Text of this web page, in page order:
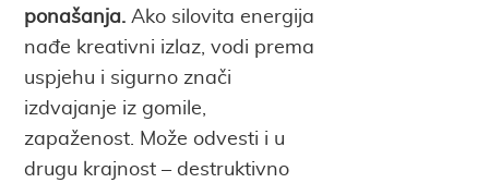
ponašanja. Ako silovita energija
nađe kreativni izlaz, vodi prema
uspjehu i sigurno znači
izdvajanje iz gomile,
zapaženost. Može odvesti i u
drugu krajnost – destruktivno